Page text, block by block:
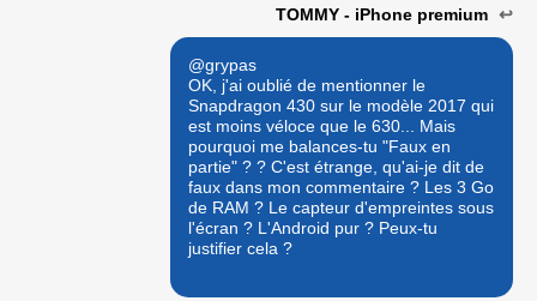
TOMMY - iPhone premium ↩
@grypas
OK, j'ai oublié de mentionner le
Snapdragon 430 sur le modèle 2017 qui
est moins véloce que le 630... Mais
pourquoi me balances-tu "Faux en
partie" ? ? C'est étrange, qu'ai-je dit de
faux dans mon commentaire ? Les 3 Go
de RAM ? Le capteur d'empreintes sous
l'écran ? L'Android pur ? Peux-tu
justifier cela ?